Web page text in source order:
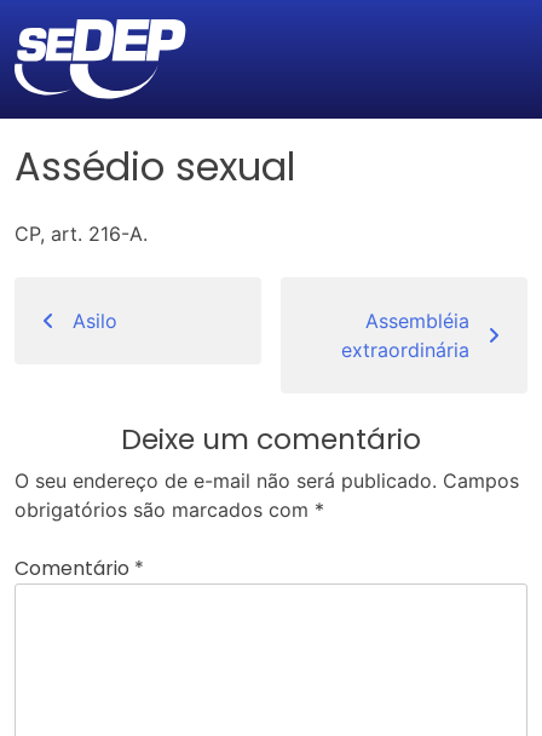
Assédio sexual
CP, art. 216-A.
de
Asilo
Assembléia
extraordinária
Deixe um comentário
O seu endereço de e-mail não será publicado. Campos
obrigatórios são marcados com *
Comentário *